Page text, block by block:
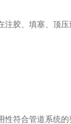
注胶、填塞、顶
性符合管道系统